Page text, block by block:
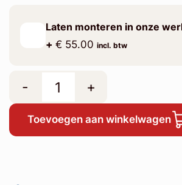
Laten monteren in onze
+ € 55.00 incl. btw
- +
Toevoegen aan winkelwagen